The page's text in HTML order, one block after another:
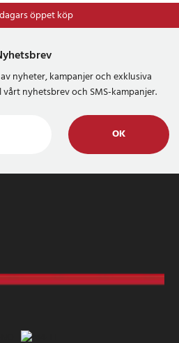
dagars öppet köp
nyheter, kampanjer och exklusiva
nyhetsbrev och SMS-kampanjer.
OK